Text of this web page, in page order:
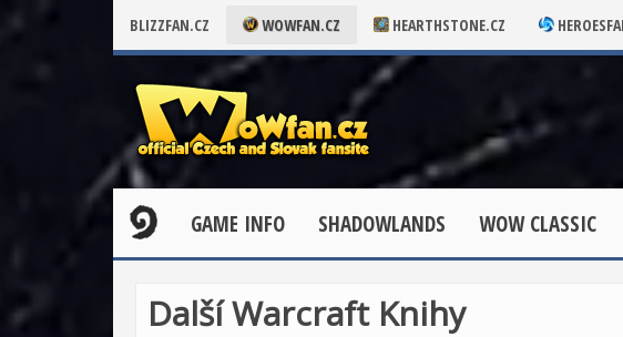
BLIZZFAN.CZ WOWFAN.CZ HEARTHSTONE.CZ
GAME INFO SHADOWLANDS WOW CLASSIC
Další Warcraft Knihy